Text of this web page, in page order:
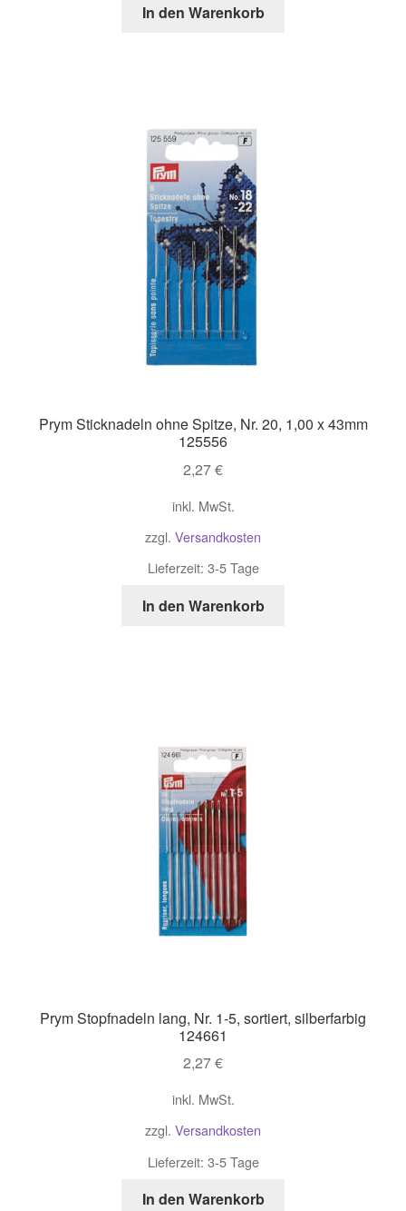
In den Warenkorb
Prym Sticknadeln ohne Spitze, Nr. 20, 1,00 x 43mm
125556
2,27€
inkl. MwSt.
zzgl. Versandkosten
Lieferzeit: 3-5 Tage
In den Warenkorb
Prym Stopfnadeln lang, Nr. 1-5, sortiert, silberfarbig
124661
2,27€
inkl. MwSt.
zzgl. Versandkosten
Lieferzeit: 3-5 Tage
In den Warenkorb